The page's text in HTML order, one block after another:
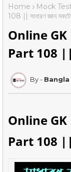
Home Mock
108 || সাধারণ জ্ঞান
Online
Part 108 ||
Bangla
Online
Part 108 ||